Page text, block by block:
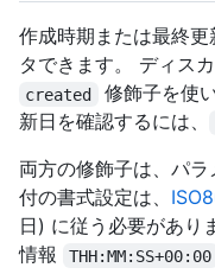
作成時期または最終
タできます。 ディス
created
修飾子を使
新日を確認するには、
両方の修飾子は、パ
付の書式設定は、
日) に従う必要があり
情報
THH:MM:SS+00:00